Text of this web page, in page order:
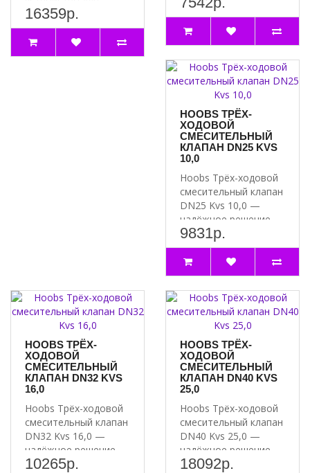
Артикул HB-21355N-F3-G60
смесительных
клапанов,
работающее от сети
..
16359р.
отопл..
HOOBS ТРЁХ-
ХОДОВОЙ
СМЕСИТЕЛЬНЫЙ
КЛАПАН DN25 KVS
10,0
Hoobs Трёх-ходовой
смесительный клапан
DN25 Kvs 10,0 —
надёжное решение
для вашей системы..
9831р.
HOOBS ТРЁХ-
ХОДОВОЙ
СМЕСИТЕЛЬНЫЙ
КЛАПАН DN32 KVS
16,0
Hoobs Трёх-ходовой
смесительный клапан
DN32 Kvs 16,0 —
надёжное решение
для вашей системы..
10265р.
HOOBS ТРЁХ-
ХОДОВОЙ
СМЕСИТЕЛЬНЫЙ
КЛАПАН DN40 KVS
25,0
Hoobs Трёх-ходовой
смесительный клапан
DN40 Kvs 25,0 —
надёжное решение
для вашей системы..
18092р.